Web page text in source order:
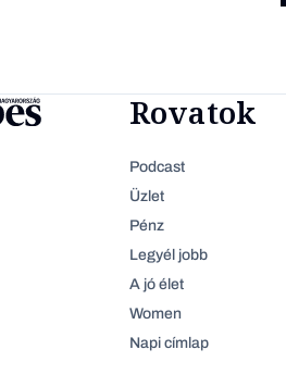
Rovatok
Podcast
Üzlet
Pénz
Legyél jobb
A jó élet
Women
Napi címlap